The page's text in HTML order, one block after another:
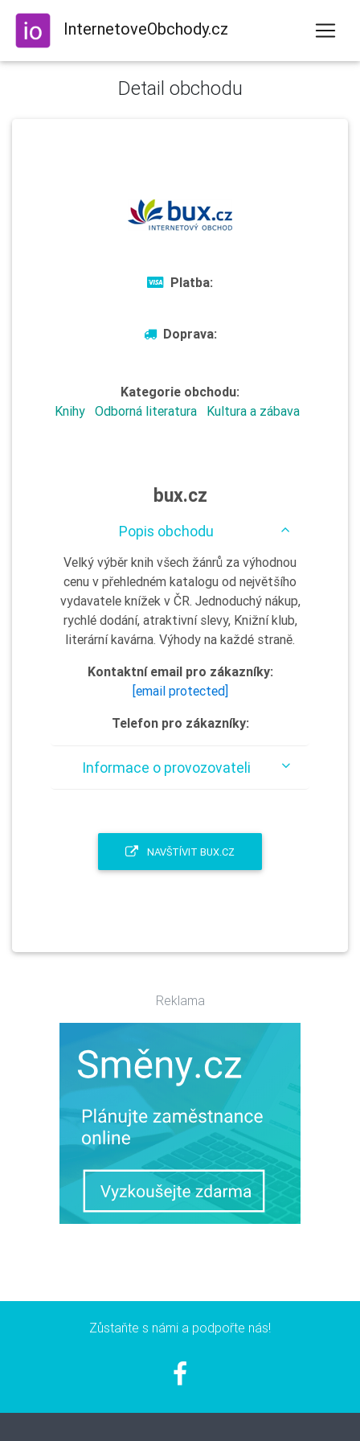
InternetoveObchody.cz
Detail obchodu
Platba:
Doprava:
Kategorie obchodu:
Knihy
Odborná literatura Kultura a zábava
bux.cz
Popis obchodu
Velký výběr knih všech žánrů za výhodnou
cenu v přehledném katalogu od největšího
vydavatele knížek v ČR. Jednoduchý nákup,
rychlé dodání, atraktivní slevy, Knižní klub,
literární kavárna. Výhody na každé straně.
Kontaktní email pro zákazníky:
[email protected]
Telefon pro zákazníky:
Informace o provozovateli
NAVŠTÍVIT BUX.CZ
Reklama
Zůstaňte s námi a podpořte nás!